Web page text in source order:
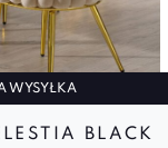
WYSYŁKA
BLACK